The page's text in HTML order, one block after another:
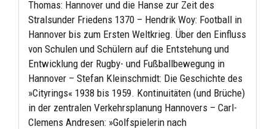
Thomas: Hannover und die Hanse zur Zeit des
Stralsunder Friedens 1370 – Hendrik Woy: Football in
Hannover bis zum Ersten Weltkrieg. Über den Einfluss
von Schulen und Schülern auf die Entstehung und
Entwicklung der Rugby- und Fußballbewegung in
Hannover – Stefan Kleinschmidt: Die Geschichte des
»Cityrings« 1938 bis 1959. Kontinuitäten (und Brüche)
in der zentralen Verkehrsplanung Hannovers – Carl-
Clemens Andresen: »Golfspielerin nach